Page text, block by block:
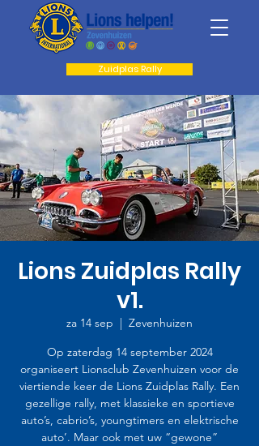
Zuidplas Rally
Lions Zuidplas Rally
v1.
za 14 sep
  |
Zevenhuizen
Op zaterdag 14 september 2024
organiseert Lionsclub Zevenhuizen voor de
viertiende keer de Lions Zuidplas Rally. Een
gezellige rally, met klassieke en sportieve
auto’s, cabrio’s, youngtimers en elektrische
auto’. Maar ook met uw “gewone”